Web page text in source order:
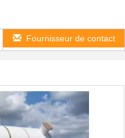
Fournisseur de contact